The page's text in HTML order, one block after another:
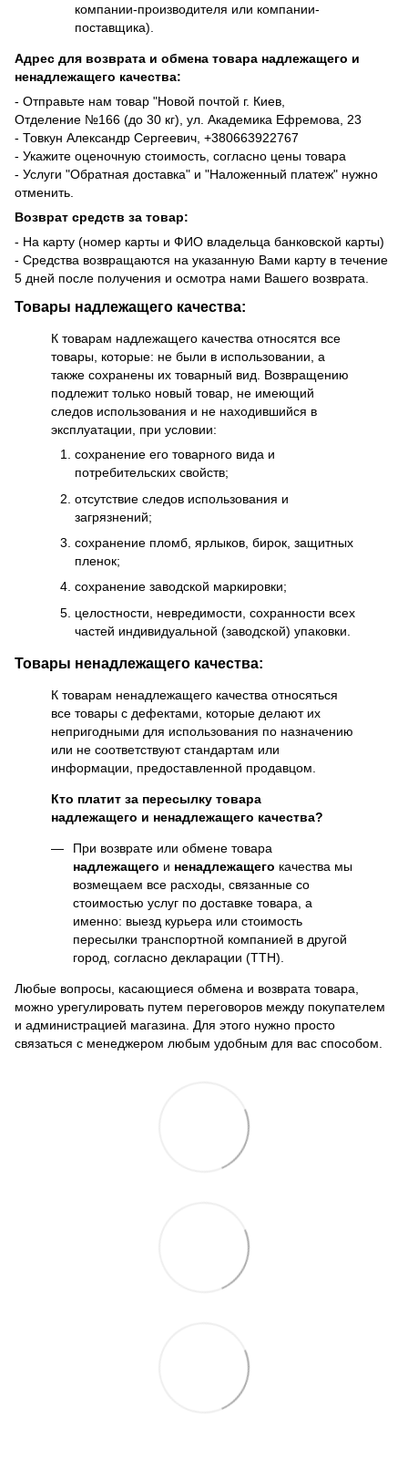
компании-производителя или компании-
поставщика).
Адрес для возврата и обмена товара надлежащего и
ненадлежащего качества:
- Отправьте нам товар "Новой почтой г. Киев,
Отделение №166 (до 30 кг), ул. Академика Ефремова, 23
- Товкун Александр Сергеевич, +380663922767
- Укажите оценочную стоимость, согласно цены товара
- Услуги "Обратная доставка" и "Наложенный платеж" нужно
отменить.
Возврат средств за товар:
- На карту (номер карты и ФИО владельца банковской карты)
- Средства возвращаются на указанную Вами карту в течение
5 дней после получения и осмотра нами Вашего возврата.
Товары надлежащего качества:
К товарам надлежащего качества относятся все
товары, которые: не были в использовании, а
также сохранены их товарный вид. Возвращению
подлежит только новый товар, не имеющий
следов использования и не находившийся в
эксплуатации, при условии:
сохранение его товарного вида и
потребительских свойств;
отсутствие следов использования и
загрязнений;
сохранение пломб, ярлыков, бирок, защитных
пленок;
сохранение заводской маркировки;
целостности, невредимости, сохранности всех
частей индивидуальной (заводской) упаковки.
Товары ненадлежащего качества:
К товарам ненадлежащего качества относяться
все товары с дефектами, которые делают их
непригодными для использования по назначению
или не соответствуют стандартам или
информации, предоставленной продавцом.
Кто платит за пересылку товара
надлежащего и ненадлежащего качества?
При возврате или обмене товара
надлежащего и ненадлежащего качества мы
возмещаем все расходы, связанные со
стоимостью услуг по доставке товара, а
именно: выезд курьера или стоимость
пересылки транспортной компанией в другой
город, согласно декларации (ТТН).
Любые вопросы, касающиеся обмена и возврата товара,
можно урегулировать путем переговоров между покупателем
и администрацией магазина. Для этого нужно просто
связаться с менеджером любым удобным для вас способом.